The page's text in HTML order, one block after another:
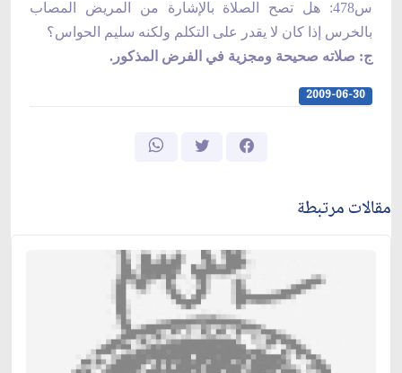
س478: هل تصح الصلاة بالإشارة من المريض المصاب
بالخرس إذا كان لا يقدر على التكلم ولكنه سليم الحواس؟
ج: صلاته صحيحة ومجزية في الفرض المذكور.
2009-06-30
مقالات مرتبطة